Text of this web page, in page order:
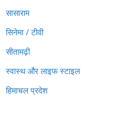
सासाराम
सिनेमा / टीवी
सीतामढ़ी
स्वास्थ और लाइफ स्टाइल
हिमाचल प्रदेश